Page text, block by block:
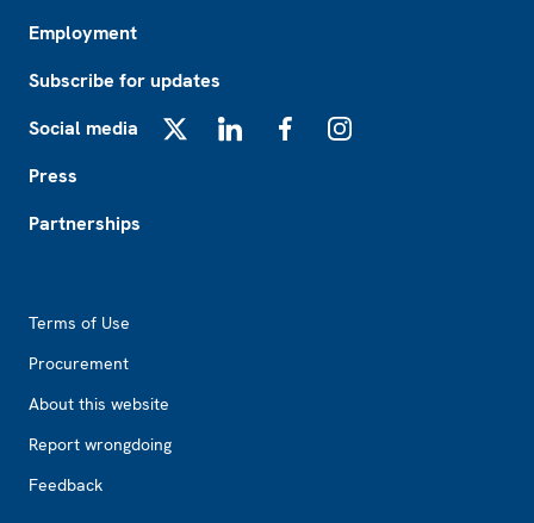
Employment
Subscribe for updates
Social media
Press
Partnerships
Terms of Use
Procurement
About this website
Report wrongdoing
Feedback